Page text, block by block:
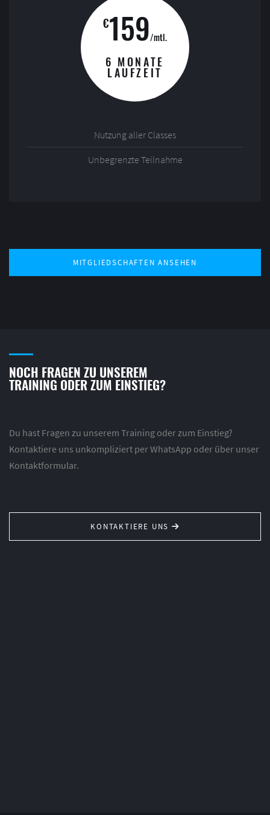
€159/mtl.
6 MONATE
LAUFZEIT
Nutzung aller Classes
Unbegrenzte Teilnahme
MITGLIEDSCHAFTEN ANSEHEN
NOCH FRAGEN ZU UNSEREM
TRAINING ODER ZUM EINSTIEG?
Du hast Fragen zu unserem Training oder zum Einstieg?
Kontaktiere uns unkompliziert per WhatsApp oder über unser
Kontaktformular.
KONTAKTIERE UNS